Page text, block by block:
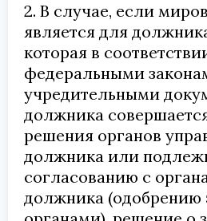
2. В случае, если
является для
которая в
федеральными
учредительными
должника
решения органов
должника или
согласованию с
должника (одобрению